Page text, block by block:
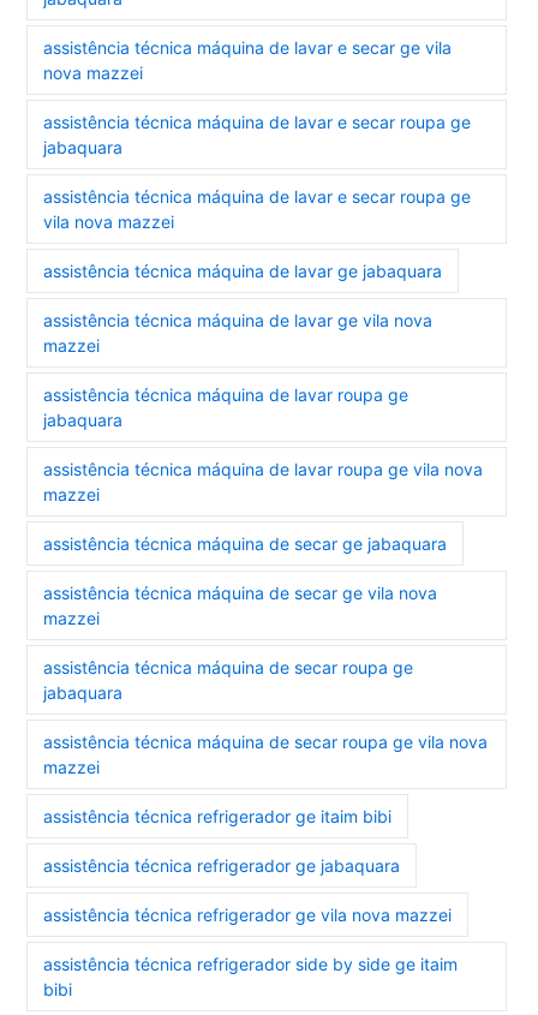
assistência técnica máquina de lavar e secar ge vila
nova mazzei
assistência técnica máquina de lavar e secar roupa ge
jabaquara
assistência técnica máquina de lavar e secar roupa ge
vila nova mazzei
assistência técnica máquina de lavar ge jabaquara
assistência técnica máquina de lavar ge vila nova
mazzei
assistência técnica máquina de lavar roupa ge
jabaquara
assistência técnica máquina de lavar roupa ge vila nova
mazzei
assistência técnica máquina de secar ge jabaquara
assistência técnica máquina de secar ge vila nova
mazzei
assistência técnica máquina de secar roupa ge
jabaquara
assistência técnica máquina de secar roupa ge vila nova
mazzei
assistência técnica refrigerador ge itaim bibi
assistência técnica refrigerador ge jabaquara
assistência técnica refrigerador ge vila nova mazzei
assistência técnica refrigerador side by side ge itaim
bibi